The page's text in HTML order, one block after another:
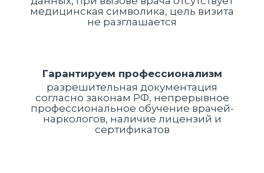
медицинская символика, цель визита
не разглашается
Гарантируем профессионализм
разрешительная документация
согласно законам РФ, непрерывное
профессиональное обучение врачей-
наркологов, наличие лицензий и
сертификатов